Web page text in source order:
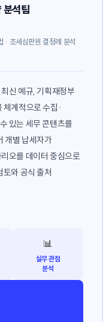
분석팀
· 조세심판원 결정례 분석
신 예규, 기획재정부
계적으로 수집·
있는 세무 콘텐츠를
개별 납세자가
오를 데이터 중심으로
토와 공식 출처
📊
실무 관점
분석